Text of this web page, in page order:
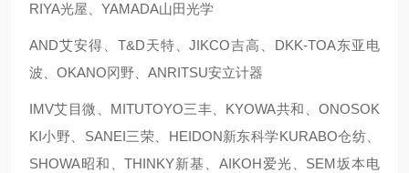
RIYA光屋、YAMADA山田光学
AND艾安得、T&D天特、JIKCO吉高、DKK-TOA东亚电
波、OKANO冈野、ANRITSU安立计器
IMV艾目微、MITUTOYO三丰、KYOWA共和、ONOSOK
KI小野、SANEI三荣、HEIDON新东科学KURABO仓纺、
SHOWA昭和、THINKY新基、AIKOH爱光、SEM坂本电